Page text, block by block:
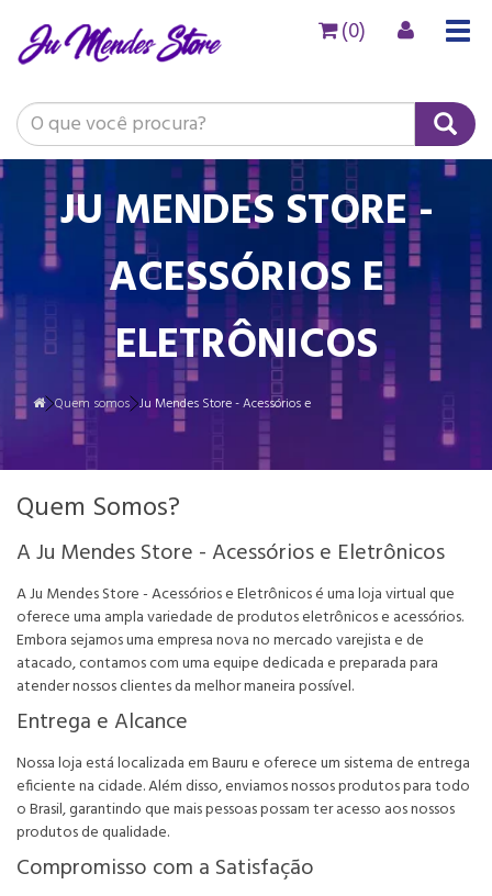
(0)
JU MENDES STORE -
ACESSÓRIOS E
ELETRÔNICOS
Quem somos Ju Mendes Store - Acessórios e
Quem Somos?
A Ju Mendes Store - Acessórios e Eletrônicos
A Ju Mendes Store - Acessórios e Eletrônicos é uma loja virtual que
oferece uma ampla variedade de produtos eletrônicos e acessórios.
Embora sejamos uma empresa nova no mercado varejista e de
atacado, contamos com uma equipe dedicada e preparada para
atender nossos clientes da melhor maneira possível.
Entrega e Alcance
Nossa loja está localizada em Bauru e oferece um sistema de entrega
eficiente na cidade. Além disso, enviamos nossos produtos para todo
o Brasil, garantindo que mais pessoas possam ter acesso aos nossos
produtos de qualidade.
Compromisso com a Satisfação